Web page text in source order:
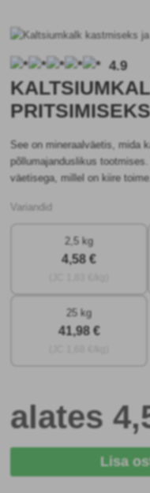
4.9
PRITSIMISEKS
See on mineraalväetis, mida
põllumajanduslikus
väetisega, millel on kiire toime.
Variandid
2,5 kg
4,58 €
25 kg
41,98 €
alates4
Lisa